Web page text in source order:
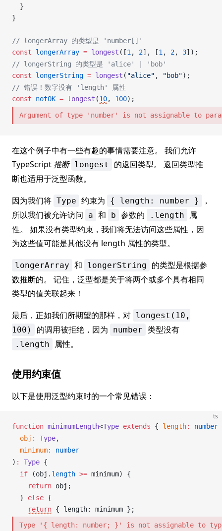
  }
}
// longerArray 的类型是 'number[]'
const
longerArray = longest ([1 , 2], [1 , 2, 3]);
// longerString 的类型是 'alice' | 'bob'
const
longerString = longest ( "alice" , "bob");
// 错误！数字没有 'length' 属性
const
notOK = longest (10, 100);
Argument of type 'number' is not assignable to
在这个例子中有一些有趣的事情需要注意。 我们允许
TypeScript 推断 longest
的返回类型。 返回类型推
断也适用于泛型函数。
因为我们将 Type 约束为 { length: number }
，
所以我们被允许访问
a 和 b 参数的 .length
属
性。 如果没有类型约束，我们将无法访问这些属性，因
为这些值可能是其他没有 length 属性的类型。
longerArray 和 longerString
的类型是根据参
数推断的。 记住，泛型都是关于将两个或多个具有相同
类型的值关联起来！
最后，正如我们所期望的那样，对 longest(10,
100)
的调用被拒绝，因为 number 类型没有
.length 属性。
使用约束值
以下是使用泛型约束时的一个常见错误：
ts
function minimumLength<Type extends { length: number
obj : Type,
minimum:
number
) : Type {
  if
(obj . length >= minimum) {
    return
obj ;
  }
else {
return { length: minimum };
Type '{ length: number; }' is not assignable to